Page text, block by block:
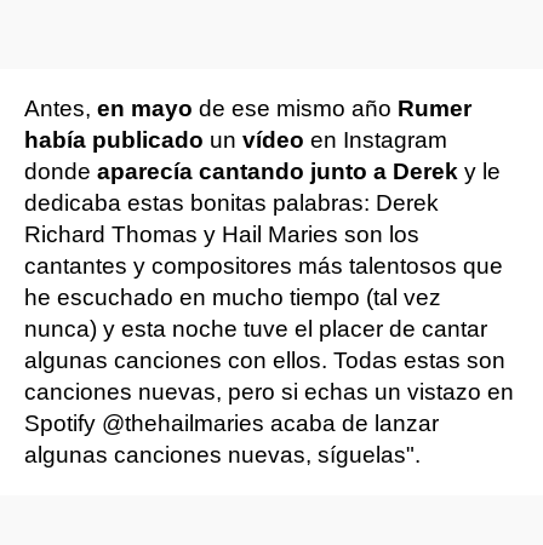
Antes, en mayo de ese mismo año Rumer
había publicado un vídeo en Instagram
donde aparecía cantando junto a Derek y le
dedicaba estas bonitas palabras: Derek
Richard Thomas y Hail Maries son los
cantantes y compositores más talentosos que
he escuchado en mucho tiempo (tal vez
nunca) y esta noche tuve el placer de cantar
algunas canciones con ellos. Todas estas son
canciones nuevas, pero si echas un vistazo en
Spotify @thehailmaries acaba de lanzar
algunas canciones nuevas, síguelas".